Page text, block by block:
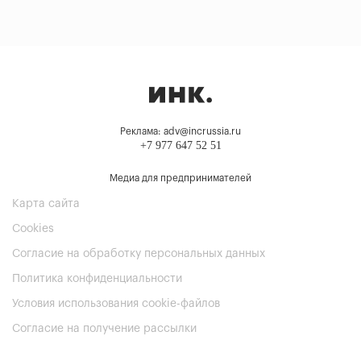
Реклама: adv@incrussia.ru
+7 977 647 52 51
Медиа для предпринимателей
Карта сайта
Cookies
Согласие на обработку персональных данных
Политика конфиденциальности
Условия использования cookie-файлов
Согласие на получение рассылки